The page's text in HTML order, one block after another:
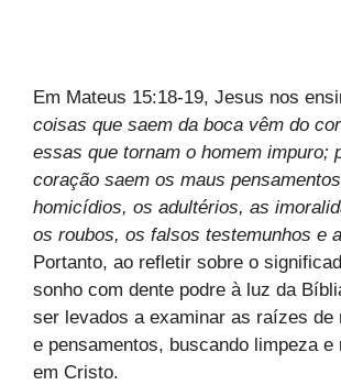
Em Mateus 15:18-19, Jesus nos
coisas que saem da boca vêm do
essas que tornam o homem impuro;
coração saem os maus
homicídios, os adultérios, as
os roubos, os falsos testemunhos e
Portanto, ao refletir sobre o
sonho com dente podre à luz da
ser levados a examinar as raízes de
e pensamentos, buscando limpeza e
em Cristo.